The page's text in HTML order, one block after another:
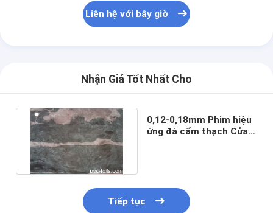
Liên hệ với bây giờ
Nhận Giá Tốt Nhất Cho
0,12-0,18mm Phim hiệu
ứng đá cẩm thạch Cửa
Tiếp tục